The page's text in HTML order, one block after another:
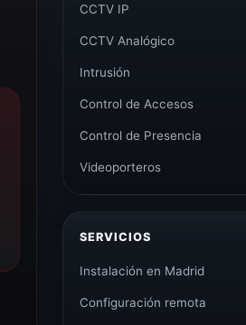
CCTV IP
CCTV Analógico
Intrusión
Control de Accesos
Control de Presencia
Videoporteros
SERVICIOS
Instalación en Madrid
Configuración remota